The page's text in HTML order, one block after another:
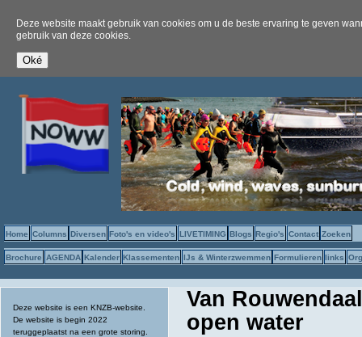
Deze website maakt gebruik van cookies om u de beste ervaring te geven
gebruik van deze cookies.
Home Columns Diversen Foto's en video's LIVETIMING Blogs Regio's Contact Zoeken
Brochure AGENDA Kalender Klassementen IJs & Winterzwemmen Formulieren links
Deze website is een KNZB-website.
De website is begin 2022
teruggeplaatst na een grote storing.
Van
open water